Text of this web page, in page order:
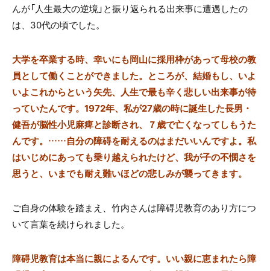
んが「人生最大の逆境」と振り返られる出来事に遭遇したの
は、30代の頃でした。
大学を卒業する時、幸いにも岡山に採用枠があって母校の教
員として働くことができました。ところが、結婚もし、いよ
いよこれからという矢先、人生で最も辛く悲しい出来事が待
っていたんです。1972年、私が27歳の時に誕生した長男・
健吾が脳性小児麻痺と診断され、７歳で亡くなってしもうた
んです。……自分の障碍を耐えるのはまだいいんですよ。私
はいじめにあっても乗り越えられたけど、我が子の不憫さを
思うと、いまでも耐え難いほどの悲しみが襲ってきます。
ご自身の体験を踏まえ、竹内さんは障碍児教育のあり方につ
いて言葉を続けられました。
障碍児教育は本当に親によるんです。いい親に恵まれたら障